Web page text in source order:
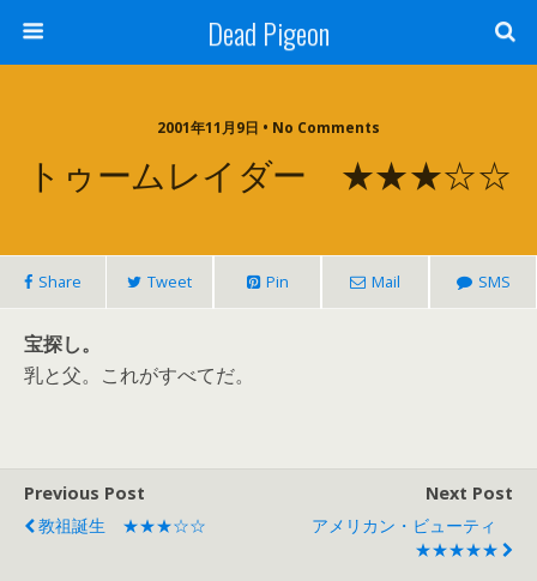
Dead Pigeon
2001年11月9日 • No Comments
トゥームレイダー ★★★☆☆
Share Tweet Pin Mail SMS
宝探し。
乳と父。これがすべてだ。
Previous Post
教祖誕生 ★★★☆☆
Next Post
アメリカン・ビューティ
★★★★★